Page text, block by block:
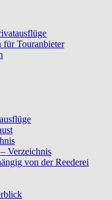
für Touranbieter
Verzeichnis
von der Reederei